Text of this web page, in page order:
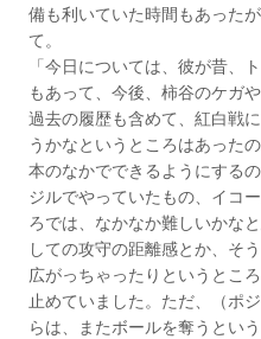
備も利いていた時間もあった
て。
「今日については、彼が昔、
もあって、今後、柿谷のケガ
過去の履歴も含めて、紅白戦
うかなというところはあった
本のなかでできるようにする
ジルでやっていたもの、イコ
ろでは、なかなか難しいかな
しての攻守の距離感とか、そ
広がっちゃったりというとこ
止めていました。ただ、（ポ
らは、またボールを奪うとい